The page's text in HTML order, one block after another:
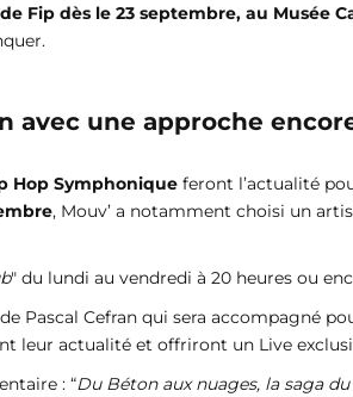
Fip dès le 23 septembre, au Musée
avec une approche
Hop Symphonique feront l’actualité
, Mouv’ a notamment choisi un
" du lundi au vendredi à 20 heures ou
Pascal Cefran qui sera accompagné
leur actualité et offriront un Live
: “Du Béton aux nuages, la saga